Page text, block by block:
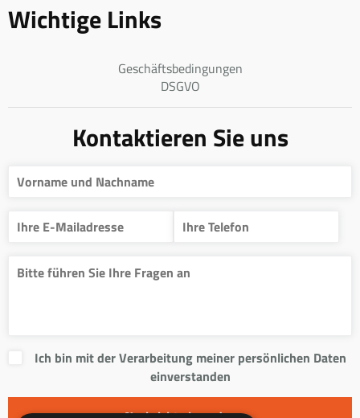
Wichtige Links
Geschäftsbedingungen
DSGVO
Kontaktieren Sie uns
Ich bin mit der Verarbeitung meiner persönlichen Daten
einverstanden